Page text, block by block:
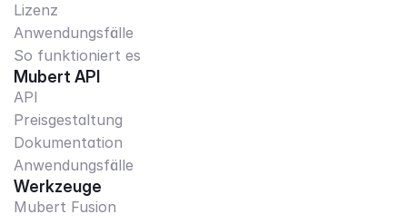
Lizenz
Anwendungsfälle
So funktioniert es
Mubert API
API
Preisgestaltung
Dokumentation
Anwendungsfälle
Werkzeuge
Mubert Fusion